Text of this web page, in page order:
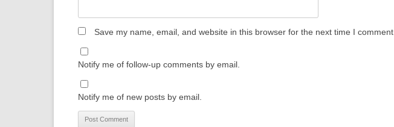
Save my name, email, and website in this browser for the next time I comment.
Notify me of follow-up comments by email.
Notify me of new posts by email.